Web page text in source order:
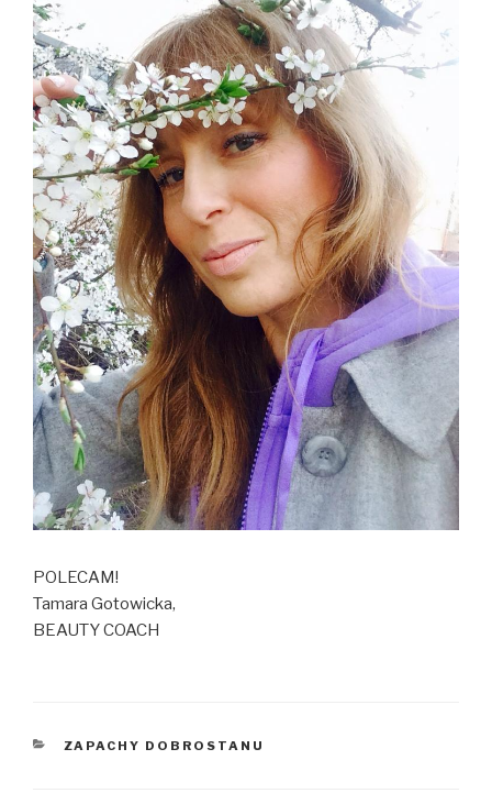
POLECAM!
Tamara Gotowicka,
BEAUTY COACH
KATEGORIE
ZAPACHY DOBROSTANU